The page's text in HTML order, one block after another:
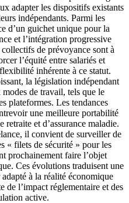
adapter les dispositifs existants
indépendants. Parmi les
d’un guichet unique pour la
et l’intégration progressive
de prévoyance sont à
l’équité entre salariés et
inhérente à ce statut.
la législation indépendant
de travail, tels que le
plateformes. Les tendances
une meilleure portabilité
retraite et d’assurance maladie.
il convient de surveiller de
« filets de sécurité » pour les
prochainement faire l’objet
Ces évolutions traduisent une
à la réalité économique
de l’impact réglementaire et des
active.